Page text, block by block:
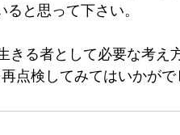
と思って下さい。
る者として必要な考え
点検してみてはいかがで